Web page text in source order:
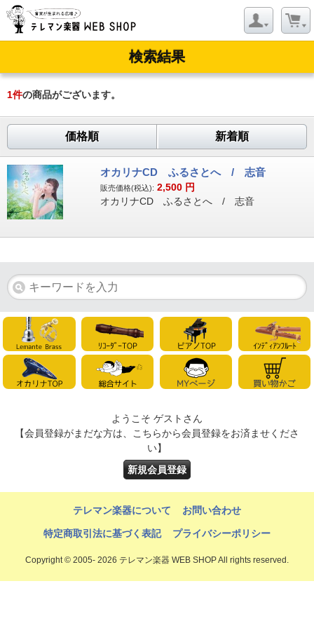
検索結果
1件の商品がございます。
価格順 新着順
オカリナCD ふるさとへ / 志音
販売価格(税込): 2,500 円
オカリナCD ふるさとへ / 志音
ようこそ ゲストさん
【会員登録がまだな方は、こちらから会員登録をお済ませくださ
い】
新規会員登録
テレマン楽器について お問い合わせ
特定商取引法に基づく表記 プライバシーポリシー
Copyright © 2005- 2026 テレマン楽器 WEB SHOP All rights reserved.